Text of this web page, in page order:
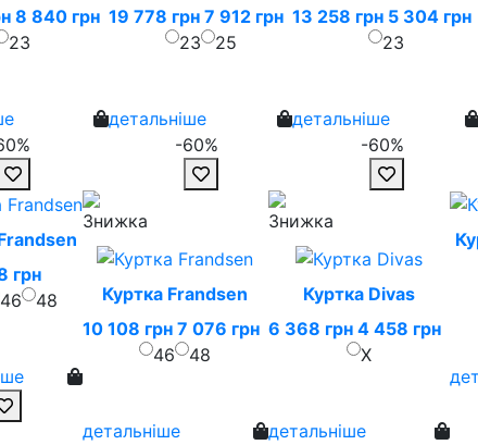
8 840 грн
23
19 778 грн 7 912 грн
23
25
детальніше
-60%
13 258 грн 5 304 грн
23
детальніше
-60%
грн
46 48
Куртка Frandsen
10 108 грн 7 076 грн
46
48
детальніше
Куртка Divas
6 368 грн 4 458 грн
X
детальніше